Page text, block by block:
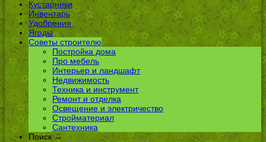
Кустарники
Инвентарь
Удобрения
Ягоды
Советы строителю
Постройка дома
Про мебель
Интерьер и ландшафт
Недвижимость
Техника и инструмент
Ремонт и отделка
Освещение и электричество
Стройматериал
Сантехника
Поиск →